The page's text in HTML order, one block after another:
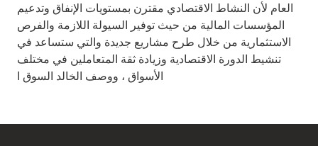
العام لأن النشاط الاقتصادي مقترن بمستويات الإنفاق وتدعيم
المؤسسات المالية من حيث توفير السيولة اللازمة والفرص
الاستثمارية من خلال طرح مشاريع جديدة والتي ستساعد في
تنشيط الدورة الاقتصادية وزيادة ثقة المتعاملين في مختلف
الأسواق ، ووصف الخالد السوق ا